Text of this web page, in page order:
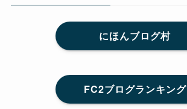
にほんブログ村
FC2ブログランキング